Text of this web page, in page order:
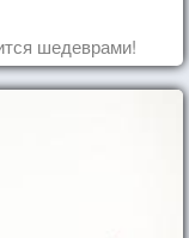
шедеврами!